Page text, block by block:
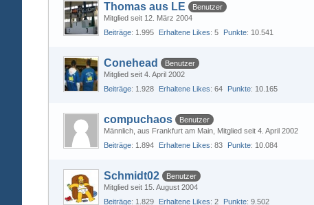
Thomas aus LE
Benutzer
Mitglied seit 12. März 2004
Beiträge 1.995 Erhaltene Likes 5 Punkte 10.541
Conehead
Benutzer
Mitglied seit 4. April 2002
Beiträge 1.928 Erhaltene Likes 64 Punkte 10.165
compuchaos
Benutzer
Männlich aus Frankfurt am Main Mitglied seit 4. April 2002
Beiträge 1.894 Erhaltene Likes 83 Punkte 10.084
Schmidt02
Benutzer
Mitglied seit 15. August 2004
Beiträge 1.829 Erhaltene Likes 2 Punkte 9.502